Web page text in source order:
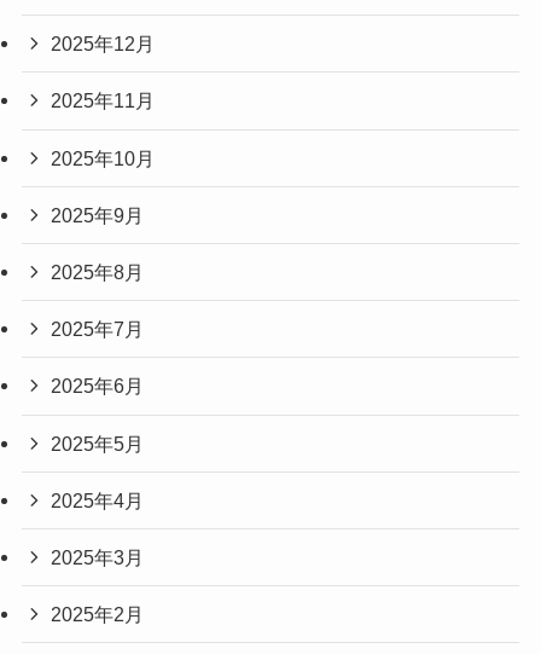
2025年12月
2025年11月
2025年10月
2025年9月
2025年8月
2025年7月
2025年6月
2025年5月
2025年4月
2025年3月
2025年2月